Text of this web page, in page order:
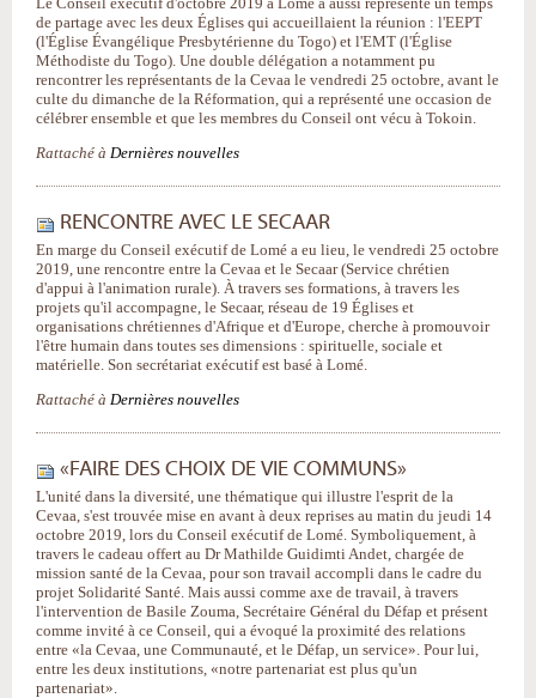
de partage avec les deux Églises qui accueillaient la réunion : l'EEPT
(l'Église Évangélique Presbytérienne du Togo) et l'EMT (l'Église
Méthodiste du Togo). Une double délégation a notamment pu
rencontrer les représentants de la Cevaa le vendredi 25 octobre, avant le
culte du dimanche de la Réformation, qui a représenté une occasion de
célébrer ensemble et que les membres du Conseil ont vécu à Tokoin.
Rattaché à Dernières nouvelles
RENCONTRE AVEC LE SECAAR
En marge du Conseil exécutif de Lomé a eu lieu, le vendredi 25 octobre
2019, une rencontre entre la Cevaa et le Secaar (Service chrétien
d'appui à l'animation rurale). À travers ses formations, à travers les
projets qu'il accompagne, le Secaar, réseau de 19 Églises et
organisations chrétiennes d'Afrique et d'Europe, cherche à promouvoir
l'être humain dans toutes ses dimensions : spirituelle, sociale et
matérielle. Son secrétariat exécutif est basé à Lomé.
Rattaché à Dernières nouvelles
«FAIRE DES CHOIX DE VIE COMMUNS»
L'unité dans la diversité, une thématique qui illustre l'esprit de la
Cevaa, s'est trouvée mise en avant à deux reprises au matin du jeudi 14
octobre 2019, lors du Conseil exécutif de Lomé. Symboliquement, à
travers le cadeau offert au Dr Mathilde Guidimti Andet, chargée de
mission santé de la Cevaa, pour son travail accompli dans le cadre du
projet Solidarité Santé. Mais aussi comme axe de travail, à travers
l'intervention de Basile Zouma, Secrétaire Général du Défap et présent
comme invité à ce Conseil, qui a évoqué la proximité des relations
entre «la Cevaa, une Communauté, et le Défap, un service». Pour lui,
entre les deux institutions, «notre partenariat est plus qu'un
partenariat».